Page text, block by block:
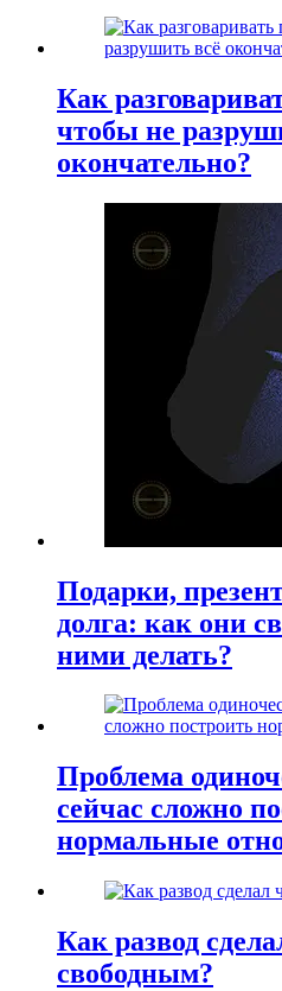
Как
чтобы не
окончательно?
Подарки,
долга: как они
ними делать?
Проблема
сейчас сложно
нормальные
Как развод
свободным?